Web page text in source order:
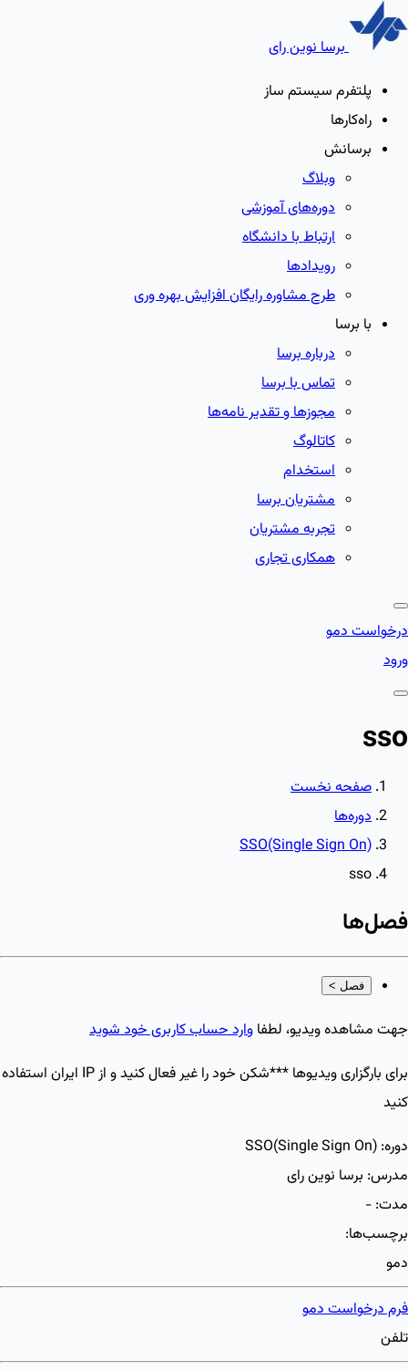
برسا نوین رای
پلتفرم سیستم ساز
راه‌کارها
برسانش
وبلاگ
دوره‌های آموزشی
ارتباط با دانشگاه
رویدادها
طرح مشاوره رایگان افزایش بهره وری
با برسا
درباره برسا
تماس با برسا
مجوزها و تقدیر نامه‌ها
کاتالوگ
استخدام
مشتریان برسا
تجربه مشتریان
همکاری تجاری
درخواست دمو
ورود
sso
صفحه نخست
دوره‌ها
SSO(Single Sign On)
sso
فصل‌ها
فصل >
جهت مشاهده ویدیو، لطفا وارد حساب کاربری خود شوید
برای بارگزاری ویدیو‌ها ***شکن خود را غیر فعال کنید و از IP ایران استفاده
کنید
دوره: SSO(Single Sign On)
مدرس: برسا نوین رای
مدت: -
برچسب‌ها:
دمو
فرم درخواست دمو
تلفن